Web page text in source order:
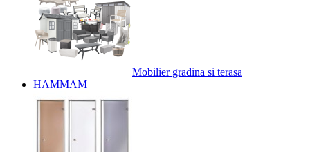
Mobilier gradina si terasa
HAMMAM